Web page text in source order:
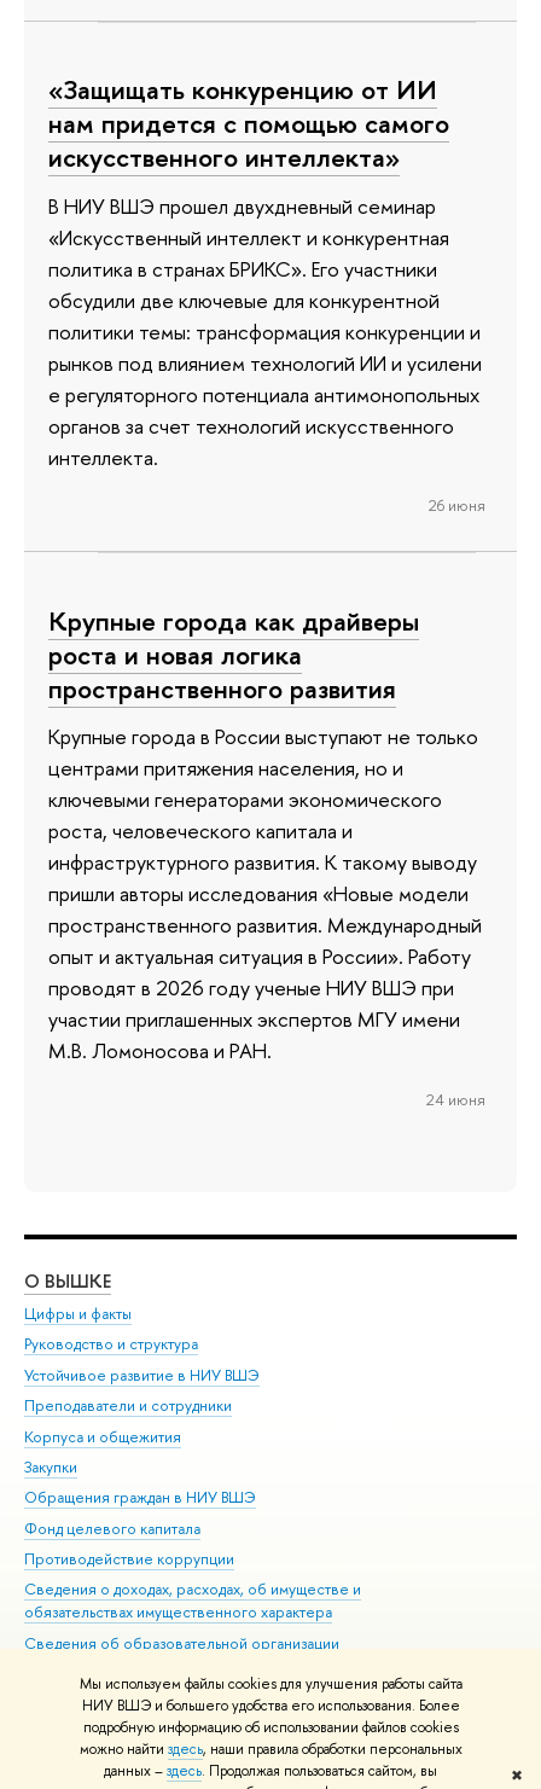
Мы используем файлы cookies для улучшения работы сайта
НИУ ВШЭ и большего удобства его использования. Более
подробную информацию об использовании файлов cookies
можно найти здесь, наши правила обработки персональных
данных –здесь. Продолжая пользоваться сайтом, вы
✖
«Защищать конкуренцию от ИИ
нам придется с помощью самого
искусственного интеллекта»
В НИУ ВШЭ прошел двухдневный семинар
«Искусственный интеллект и конкурентная
политика в странах БРИКС». Его участники
обсудили две ключевые для конкурентной
политики темы: трансформация конкуренции и
рынков под влиянием технологий ИИ и усилени
е регуляторного потенциала антимонопольных
органов за счет технологий искусственного
интеллекта.
26 июня
Крупные города как драйверы
роста и новая логика
пространственного развития
Крупные города в России выступают не только
центрами притяжения населения, но и
ключевыми генераторами экономического
роста, человеческого капитала и
инфраструктурного развития. К такому выводу
пришли авторы исследования «Новые модели
пространственного развития. Международный
опыт и актуальная ситуация в России». Работу
проводят в 2026 году ученые НИУ ВШЭ при
участии приглашенных экспертов МГУ имени
М.В. Ломоносова и РАН.
24 июня
О ВЫШКЕ
Цифры и факты
Руководство и структура
Устойчивое развитие в НИУ ВШЭ
Преподаватели и сотрудники
Корпуса и общежития
Закупки
Обращения граждан в НИУ ВШЭ
Фонд целевого капитала
Противодействие коррупции
Сведения о доходах, расходах, об имуществе и
обязательствах имущественного характера
Сведения об образовательной организации
Людям с ограниченными возможностями здоровья
Единая платежная страница
Работа в Вышке